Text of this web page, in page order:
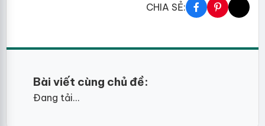
CHIA SẺ:
Bài viết cùng chủ đề:
Đang tải...